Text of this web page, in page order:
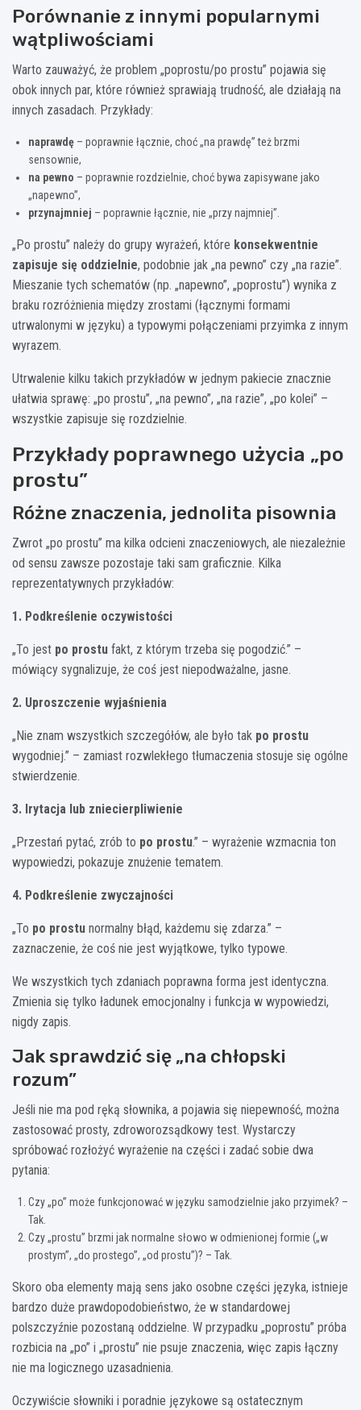
Porównanie z innymi popularnymi
wątpliwościami
Warto zauważyć, że problem „poprostu/po prostu” pojawia się
obok innych par, które również sprawiają trudność, ale działają na
innych zasadach. Przykłady:
naprawdę – poprawnie łącznie, choć „na prawdę” też brzmi
sensownie,
na pewno – poprawnie rozdzielnie, choć bywa zapisywane jako
„napewno”,
przynajmniej – poprawnie łącznie, nie „przy najmniej”.
„Po prostu” należy do grupy wyrażeń, które konsekwentnie
zapisuje się oddzielnie, podobnie jak „na pewno” czy „na razie”.
Mieszanie tych schematów (np. „napewno”, „poprostu”) wynika z
braku rozróżnienia między zrostami (łącznymi formami
utrwalonymi w języku) a typowymi połączeniami przyimka z innym
wyrazem.
Utrwalenie kilku takich przykładów w jednym pakiecie znacznie
ułatwia sprawę: „po prostu”, „na pewno”, „na razie”, „po kolei” –
wszystkie zapisuje się rozdzielnie.
Przykłady poprawnego użycia „po
prostu”
Różne znaczenia, jednolita pisownia
Zwrot „po prostu” ma kilka odcieni znaczeniowych, ale niezależnie
od sensu zawsze pozostaje taki sam graficznie. Kilka
reprezentatywnych przykładów:
1. Podkreślenie oczywistości
„To jest po prostu fakt, z którym trzeba się pogodzić.” –
mówiący sygnalizuje, że coś jest niepodważalne, jasne.
2. Uproszczenie wyjaśnienia
„Nie znam wszystkich szczegółów, ale było tak po prostu
wygodniej.” – zamiast rozwlekłego tłumaczenia stosuje się ogólne
stwierdzenie.
3. Irytacja lub zniecierpliwienie
„Przestań pytać, zrób to po prostu.” – wyrażenie wzmacnia ton
wypowiedzi, pokazuje znużenie tematem.
4. Podkreślenie zwyczajności
„To po prostu normalny błąd, każdemu się zdarza.” –
zaznaczenie, że coś nie jest wyjątkowe, tylko typowe.
We wszystkich tych zdaniach poprawna forma jest identyczna.
Zmienia się tylko ładunek emocjonalny i funkcja w wypowiedzi,
nigdy zapis.
Jak sprawdzić się „na chłopski
rozum”
Jeśli nie ma pod ręką słownika, a pojawia się niepewność, można
zastosować prosty, zdroworozsądkowy test. Wystarczy
spróbować rozłożyć wyrażenie na części i zadać sobie dwa
pytania:
Czy „po” może funkcjonować w języku samodzielnie jako przyimek? –
Tak.
Czy „prostu” brzmi jak normalne słowo w odmienionej formie („w
prostym”, „do prostego”, „od prostu”)? – Tak.
Skoro oba elementy mają sens jako osobne części języka, istnieje
bardzo duże prawdopodobieństwo, że w standardowej
polszczyźnie pozostaną oddzielne. W przypadku „poprostu” próba
rozbicia na „po” i „prostu” nie psuje znaczenia, więc zapis łączny
nie ma logicznego uzasadnienia.
Oczywiście słowniki i poradnie językowe są ostatecznym